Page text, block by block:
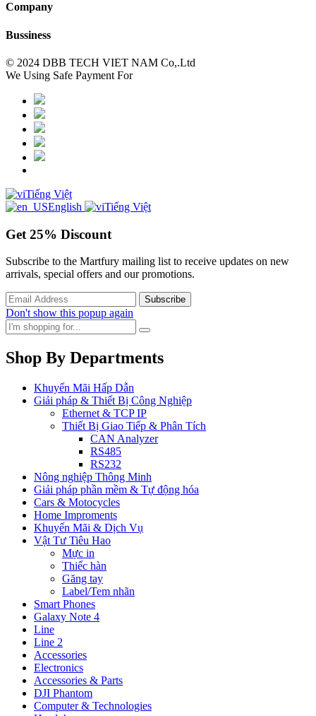
Company
Bussiness
© 2024 DBB TECH VIET NAM Co,.Ltd
We Using Safe Payment For
Tiếng Việt
English
Tiếng Việt
Get 25% Discount
Subscribe to the Martfury mailing list to receive updates on new
arrivals, special offers and our promotions.
Don't show this popup again
Shop By Departments
Khuyến Mãi Hấp Dẫn
Giải pháp & Thiết Bị Công Nghiệp
Ethernet & TCP IP
Thiết Bị Giao Tiếp & Phân Tích
CAN Analyzer
RS485
RS232
Nông nghiệp Thông Minh
Giải pháp phần mềm & Tự động hóa
Cars & Motocycles
Home Improments
Khuyến Mãi & Dịch Vụ
Vật Tư Tiêu Hao
Mực in
Thiếc hàn
Găng tay
Label/Tem nhãn
Smart Phones
Galaxy Note 4
Line
Line 2
Accessories
Electronics
Accessories & Parts
DJI Phantom
Computer & Technologies